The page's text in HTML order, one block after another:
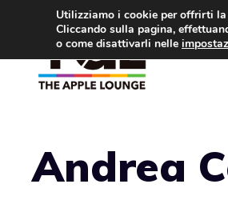
contenuto
Andrea
Utilizziamo i cookie per offrirti
Cliccando sulla pagina,
o come disattivarli nelle